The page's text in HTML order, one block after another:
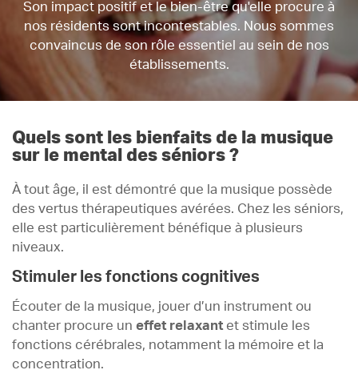
Son impact positif et le bien-être qu'elle procure à
nos résidents sont incontestables. Nous sommes
convaincus de son rôle essentiel au sein de nos
établissements.
Quels sont les bienfaits de la musique
sur le mental des séniors ?
À tout âge, il est démontré que la musique possède
des vertus thérapeutiques avérées. Chez les séniors,
elle est particulièrement bénéfique à plusieurs
niveaux.
Stimuler les fonctions cognitives
Écouter de la musique, jouer d’un instrument ou
chanter procure un effet relaxantet stimule les
fonctions cérébrales, notamment la mémoire et la
concentration.